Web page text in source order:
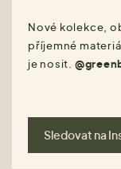
Nové kolekce,
příjemné
je nosit.
Sledovat na